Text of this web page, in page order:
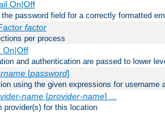
On|Off
password field for a correctly formatted
factor
per process
On|Off
and authentication are passed to lower
[password]
using the given expressions for username
name[provider-name] ...
provider(s) for this location